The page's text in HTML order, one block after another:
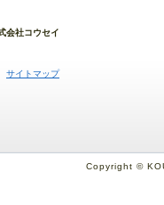
会社コウセイ
サイトマップ
Copyright ©